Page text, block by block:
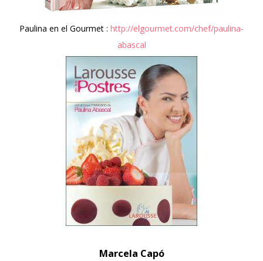
Paulina en el Gourmet : http://elgourmet.com/chef/paulina-
abascal
Marcela Capó